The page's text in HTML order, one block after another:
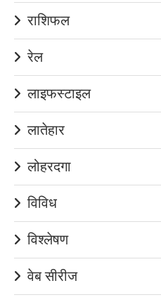
राशिफल
रेल
लाइफस्टाइल
लातेहार
लोहरदगा
विविध
विश्लेषण
वेब सीरीज